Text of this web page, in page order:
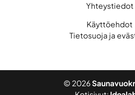
Yhteystiedot
Käyttöehdot
Tietosuoja ja
© 2026